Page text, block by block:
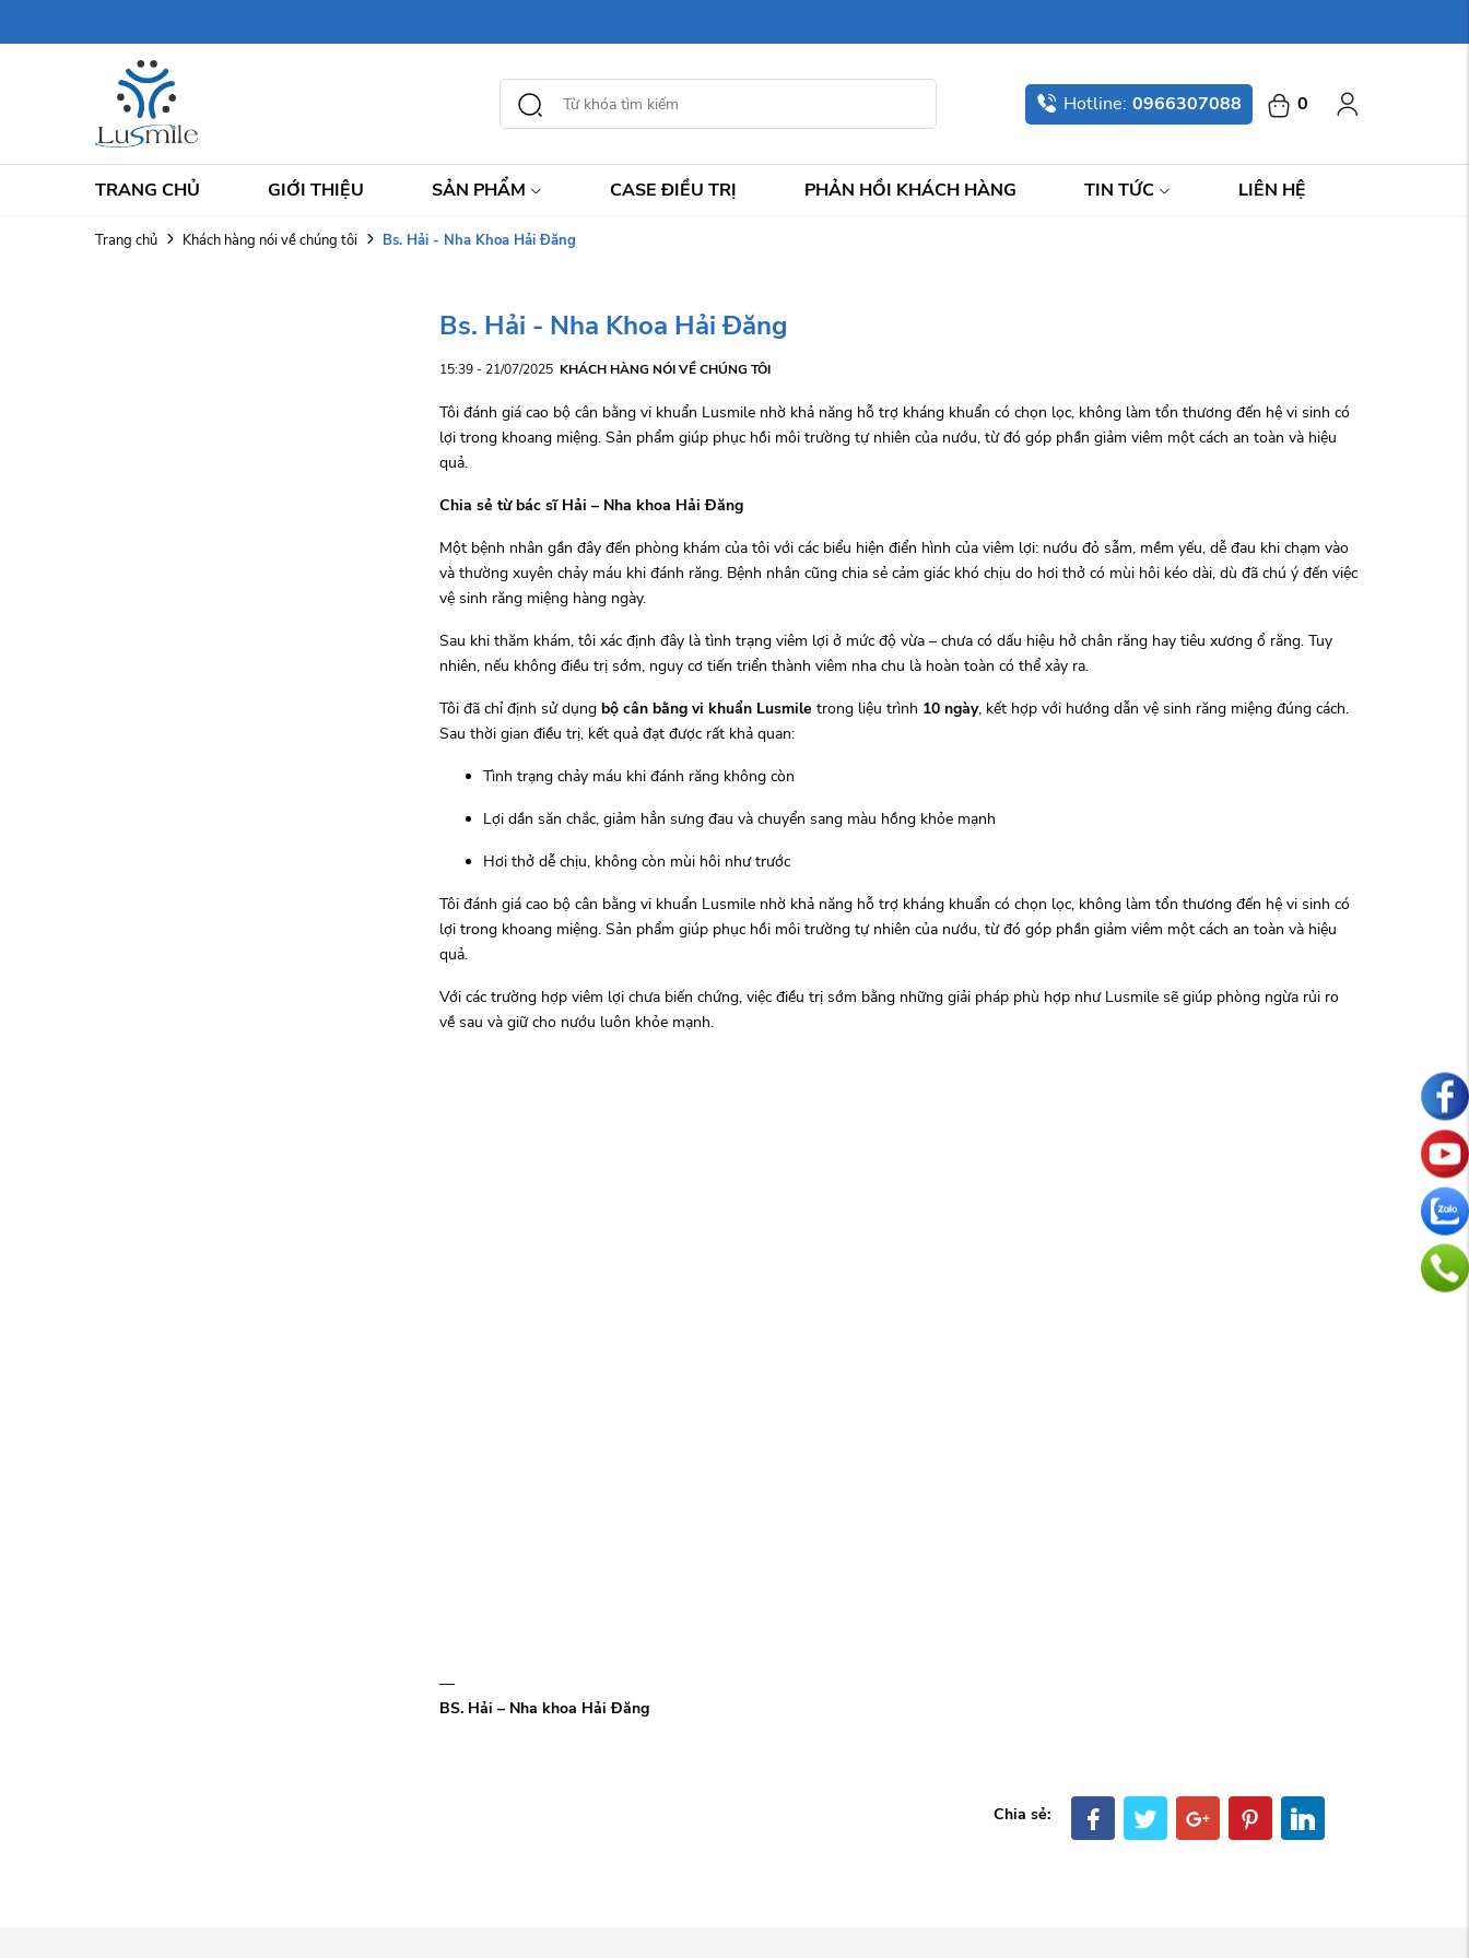
Hotline: 0966307088 0
TRANG CHỦ GIỚI THIỆU SẢN PHẨM CASE ĐIỀU TRỊ PHẢN HỒI KHÁCH HÀNG TIN TỨC LIÊN HỆ
Trang chủ Khách hàng nói về chúng tôi Bs. Hải - Nha Khoa Hải Đăng
Bs. Hải - Nha Khoa Hải Đăng
15:39 - 21/07/2025 KHÁCH HÀNG NÓI VỀ CHÚNG TÔI
Tôi đánh giá cao bộ cân bằng vi khuẩn Lusmile nhờ khả năng hỗ trợ kháng khuẩn có chọn lọc, không làm tổn thương đến hệ vi sinh có
lợi trong khoang miệng. Sản phẩm giúp phục hồi môi trường tự nhiên của nướu, từ đó góp phần giảm viêm một cách an toàn và hiệu
quả.
Chia sẻ từ bác sĩ Hải – Nha khoa Hải Đăng
Một bệnh nhân gần đây đến phòng khám của tôi với các biểu hiện điển hình của viêm lợi: nướu đỏ sẫm, mềm yếu, dễ đau khi chạm vào
và thường xuyên chảy máu khi đánh răng. Bệnh nhân cũng chia sẻ cảm giác khó chịu do hơi thở có mùi hôi kéo dài, dù đã chú ý đến việc
vệ sinh răng miệng hàng ngày.
Sau khi thăm khám, tôi xác định đây là tình trạng viêm lợi ở mức độ vừa – chưa có dấu hiệu hở chân răng hay tiêu xương ổ răng. Tuy
nhiên, nếu không điều trị sớm, nguy cơ tiến triển thành viêm nha chu là hoàn toàn có thể xảy ra.
Tôi đã chỉ định sử dụng bộ cân bằng vi khuẩn Lusmile trong liệu trình 10 ngày, kết hợp với hướng dẫn vệ sinh răng miệng đúng cách.
Sau thời gian điều trị, kết quả đạt được rất khả quan:
Tình trạng chảy máu khi đánh răng không còn
Lợi dần săn chắc, giảm hẳn sưng đau và chuyển sang màu hồng khỏe mạnh
Hơi thở dễ chịu, không còn mùi hôi như trước
Tôi đánh giá cao bộ cân bằng vi khuẩn Lusmile nhờ khả năng hỗ trợ kháng khuẩn có chọn lọc, không làm tổn thương đến hệ vi sinh có
lợi trong khoang miệng. Sản phẩm giúp phục hồi môi trường tự nhiên của nướu, từ đó góp phần giảm viêm một cách an toàn và hiệu
quả.
Với các trường hợp viêm lợi chưa biến chứng, việc điều trị sớm bằng những giải pháp phù hợp như Lusmile sẽ giúp phòng ngừa rủi ro
về sau và giữ cho nướu luôn khỏe mạnh.
—
BS. Hải – Nha khoa Hải Đăng
Chia sẻ: